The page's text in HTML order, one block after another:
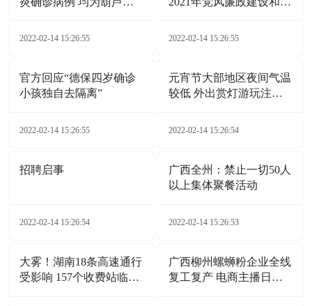
2022-02-14 15:26:55 2022-02-14 15:26:55
官方回应“德保四岁确诊
小孩独自去隔离”
2022-02-14 15:26:55
元宵节大部地区夜间气温
较低 外出赏灯游玩注意
2022-02-14 15:26:54
招聘启事
2022-02-14 15:26:54
广西全州：禁止一切50人
以上集体聚餐活动
2022-02-14 15:26:53
大雾！湖南18条高速通行
受影响 157个收费站临时
广西柳州螺蛳粉企业全线
复工复产 电商主播日夜